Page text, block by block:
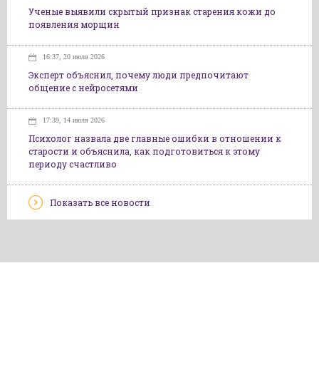
Ученые выявили скрытый признак старения кожи до
появления морщин
16:37, 20 июля 2026
Эксперт объяснил, почему люди предпочитают
общение с нейросетями
17:39, 14 июля 2026
Психолог назвала две главные ошибки в отношении к
старости и объяснила, как подготовиться к этому
периоду счастливо
Показать все новости